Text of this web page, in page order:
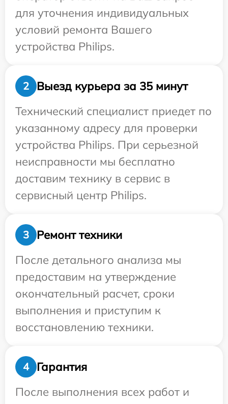
для уточнения индивидуальных
условий ремонта Вашего
устройства Philips.
2
Выезд курьера за 35 минут
Технический специалист приедет по
указанному адресу для проверки
устройства Philips. При серьезной
неисправности мы бесплатно
доставим технику в сервис в
сервисный центр Philips.
3
Ремонт техники
После детального анализа мы
предоставим на утверждение
окончательный расчет, сроки
выполнения и приступим к
восстановлению техники.
4
Гарантия
После выполнения всех работ и